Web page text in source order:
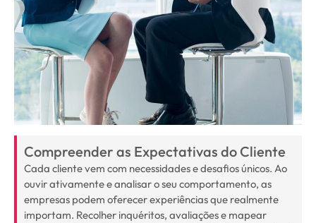
Compreender as Expectativas do Cliente
Cada cliente vem com necessidades e desafios únicos. Ao
ouvir ativamente e analisar o seu comportamento, as
empresas podem oferecer experiências que realmente
importam. Recolher inquéritos, avaliações e mapear